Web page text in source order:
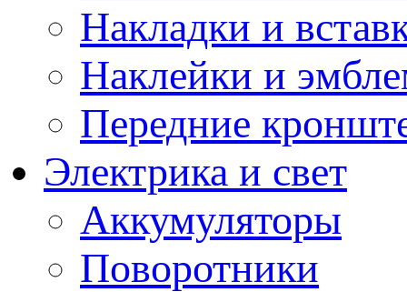
Накладки и
Наклейки и
Передние
Электрика и свет
Аккумуляторы
Поворотники